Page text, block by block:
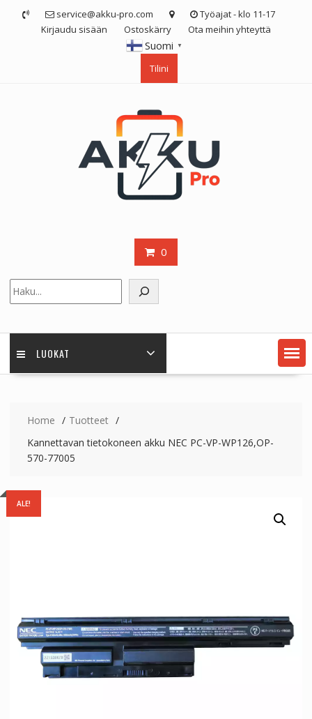
service@akku-pro.com
Työajat - klo 11-17
Kirjaudu sisään
Ostoskärry Ota meihin yhteyttä
Suomi ▼
Tilini
0
LUOKAT
Home
Tuotteet
Kannettavan tietokoneen akku NEC PC-VP-WP126,OP-
570-77005
ALE!